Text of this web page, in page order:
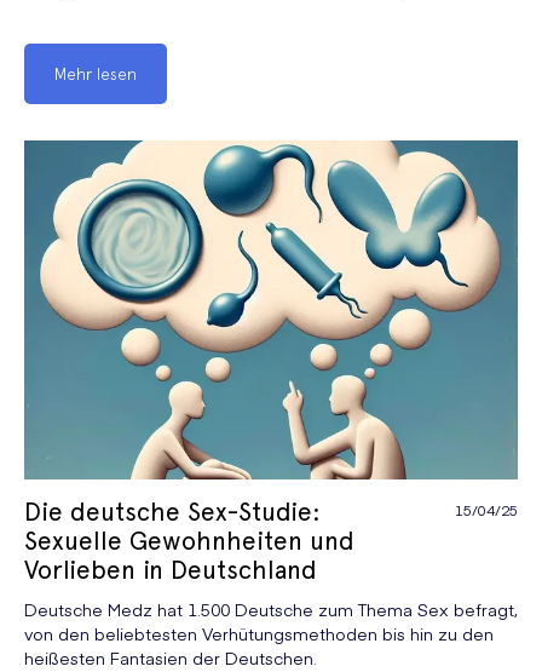
Mehr lesen
Die deutsche Sex-Studie:
Sexuelle Gewohnheiten und
Vorlieben in Deutschland
15/04/25
Deutsche Medz hat 1.500 Deutsche zum Thema Sex befragt,
von den beliebtesten Verhütungsmethoden bis hin zu den
heißesten Fantasien der Deutschen.